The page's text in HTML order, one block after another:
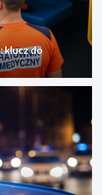
klucz do